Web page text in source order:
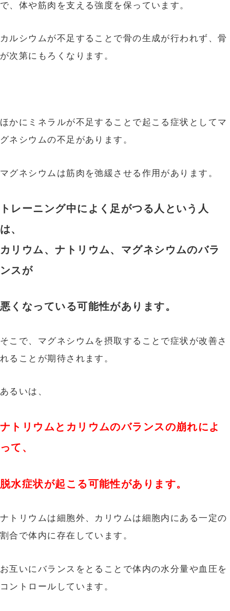
で、体や筋肉を支える強度を保っています。
カルシウムが不足することで骨の生成が行われず、骨
が次第にもろくなります。
ほかにミネラルが不足することで起こる症状としてマ
グネシウムの不足があります。
マグネシウムは筋肉を弛緩させる作用があります。
トレーニング中によく足がつる人という人
は、
カリウム、ナトリウム、マグネシウムのバラ
ンスが
悪くなっている可能性があります。
そこで、マグネシウムを摂取することで症状が改善さ
れることが期待されます。
あるいは、
ナトリウムとカリウムのバランスの崩れによ
って、
脱水症状が起こる可能性があります。
ナトリウムは細胞外、カリウムは細胞内にある一定の
割合で体内に存在しています。
お互いにバランスをとることで体内の水分量や血圧を
コントロールしています。